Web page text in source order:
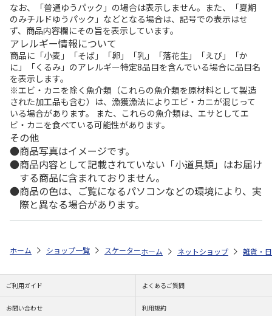
なお、「普通ゆうパック」の場合は表示しません。また、「夏期
のみチルドゆうパック」などとなる場合は、記号での表示はせ
ず、商品内容欄にその旨を表示しています。
アレルギー情報について
商品に「小麦」「そば」「卵」「乳」「落花生」「えび」「か
に」「くるみ」のアレルギー特定8品目を含んでいる場合に品目名
を表示します。
※エビ・カニを除く魚介類（これらの魚介類を原材料として製造
された加工品も含む）は、漁獲漁法によりエビ・カニが混じって
いる場合があります。 また、これらの魚介類は、エサとしてエ
ビ・カニを食べている可能性があります。
その他
商品写真はイメージです。
商品内容として記載されていない「小道具類」はお届け
する商品に含まれておりません。
商品の色は、ご覧になるパソコンなどの環境により、実
際と異なる場合があります。
ホーム ショップ一覧 スケーター 抗菌 電子レンジ・食洗機対応小皿
ホーム ネットショップ 雑貨・
ご利用ガイド よくあるご質問
お問い合わせ 利用規約